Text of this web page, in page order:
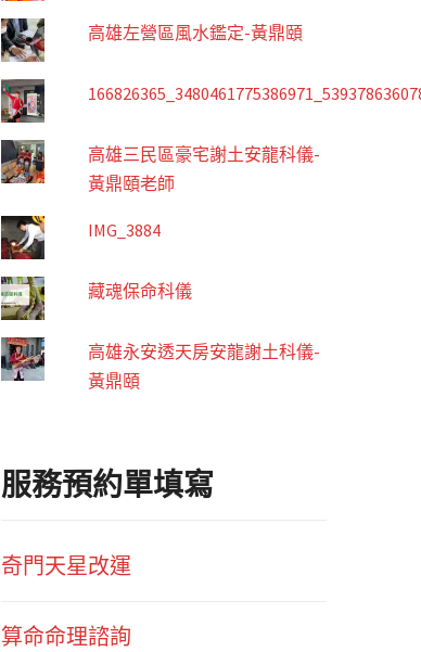
高雄左營區風水鑑定-黃鼎頤
高雄三民區豪宅謝土安龍科儀-
黃鼎頤老師
IMG_3884
藏魂保命科儀
高雄永安透天房安龍謝土科儀-
黃鼎頤
服務預約單填寫
奇門天星改運
算命命理諮詢